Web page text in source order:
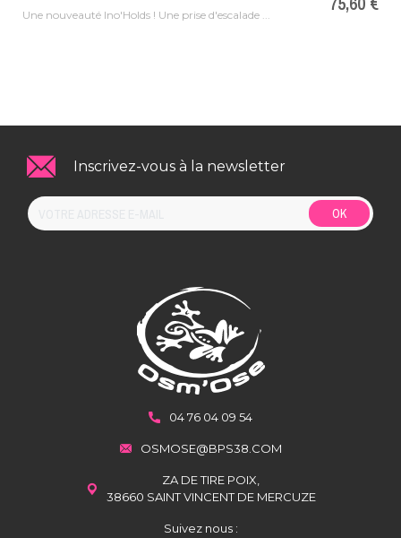
Une nouveauté Ino'Holds ! Une prise d'escalade ...
Inscrivez-vous à la newsletter
OK
04 76 04 09 54
OSMOSE@BPS38.COM
ZA DE TIRE POIX,
38660 SAINT VINCENT DE MERCUZE
Suivez nous :